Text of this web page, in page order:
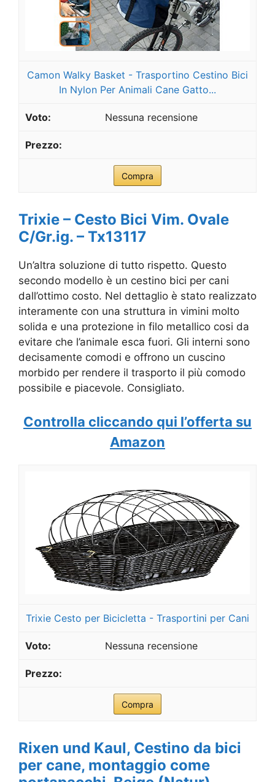
Camon Walky Basket - Trasportino Cestino Bici
In Nylon Per Animali Cane Gatto...
Nessuna recensione
Compra
Trixie – Cesto Bici Vim. Ovale
C/Gr.ig. – Tx13117
Un’altra soluzione di tutto rispetto. Questo
secondo modello è un cestino bici per cani
dall’ottimo costo. Nel dettaglio è stato realizzato
interamente con una struttura in vimini molto
solida e una protezione in filo metallico cosi da
evitare che l’animale esca fuori. Gli interni sono
decisamente comodi e offrono un cuscino
morbido per rendere il trasporto il più comodo
possibile e piacevole. Consigliato.
Controlla cliccando qui l’offerta su
Amazon
Trixie Cesto per Bicicletta - Trasportini per Cani
Nessuna recensione
Compra
Rixen und Kaul, Cestino da bici
per cane, montaggio come